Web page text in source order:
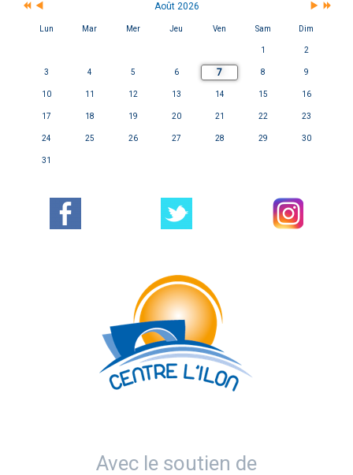
Août 2026
Lun Mar Mer Jeu Ven Sam Dim
1 2
3 4 5 6 7 8 9
10 11 12 13 14 15 16
17 18 19 20 21 22 23
24 25 26 27 28 29 30
31
Avec le soutien de